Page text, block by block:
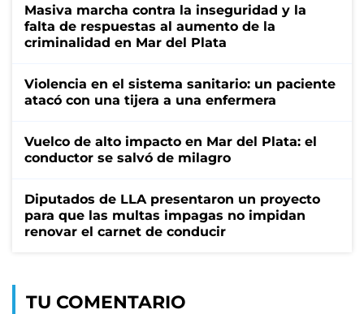
Masiva marcha contra la inseguridad y la
falta de respuestas al aumento de la
criminalidad en Mar del Plata
Violencia en el sistema sanitario: un paciente
atacó con una tijera a una enfermera
Vuelco de alto impacto en Mar del Plata: el
conductor se salvó de milagro
Diputados de LLA presentaron un proyecto
para que las multas impagas no impidan
renovar el carnet de conducir
TU COMENTARIO